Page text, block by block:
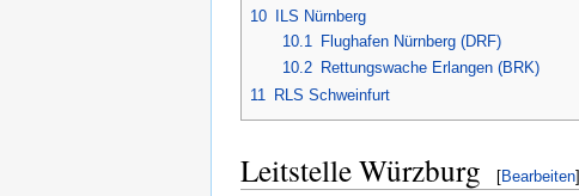
10
ILS Nürnberg
10.1
Flughafen Nürnberg (DRF)
10.2
Rettungswache Erlangen (BRK)
11
RLS Schweinfurt
Leitstelle Würzburg [Bearbeiten]